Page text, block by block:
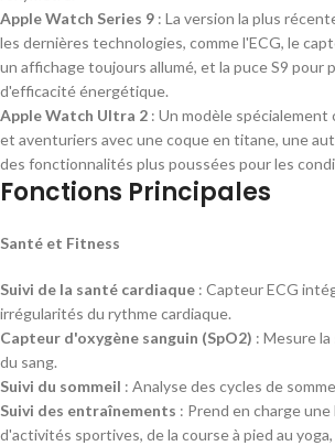
Apple Watch Series 9 : La version la plus
les dernières technologies, comme l'ECG, le
un affichage toujours allumé, et la puce S9 pour
d'efficacité énergétique.
Apple Watch Ultra 2 : Un modèle
et aventuriers avec une coque en titane, une
des fonctionnalités plus poussées pour les
Fonctions Principales
Santé et Fitness
Suivi de la santé cardiaque : Capteur ECG
irrégularités du rythme cardiaque.
Capteur d'oxygène sanguin (SpO2) : Mesure
du sang.
Suivi du sommeil : Analyse des cycles de
Suivi des entraînements : Prend en charge une
d'activités sportives, de la course à pied au